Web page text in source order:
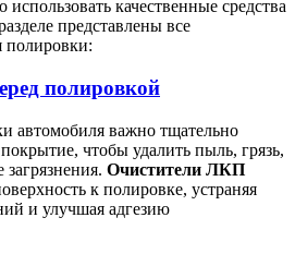
качественные средства
представлены все
полировки:
полировкой
автомобиля важно тщательно
чтобы удалить пыль, грязь,
Очистители ЛКП
к полировке, устраняя
и улучшая адгезию